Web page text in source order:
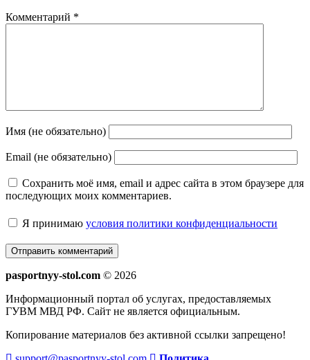
Комментарий *
Имя (не обязательно)
Email (не обязательно)
Сохранить моё имя, email и адрес сайта в этом браузере для
последующих моих комментариев.
Я принимаю условия политики конфиденциальности
pasportnyy-stol.com © 2026
Информационный портал об услугах, предоставляемых
ГУВМ МВД РФ. Сайт не является официальным.
Копирование материалов без активной ссылки запрещено!